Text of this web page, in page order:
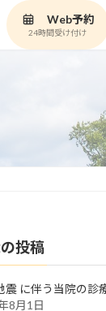
Web予約
24時間受け付け
投稿
震 に伴う当院の診
8月1日